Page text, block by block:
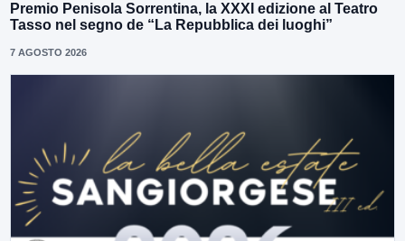
Premio Penisola Sorrentina, la XXXI edizione al Teatro
Tasso nel segno de “La Repubblica dei luoghi”
7 AGOSTO 2026